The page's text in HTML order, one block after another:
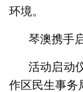
环境。
琴澳携手
活动启动
作区民生事务